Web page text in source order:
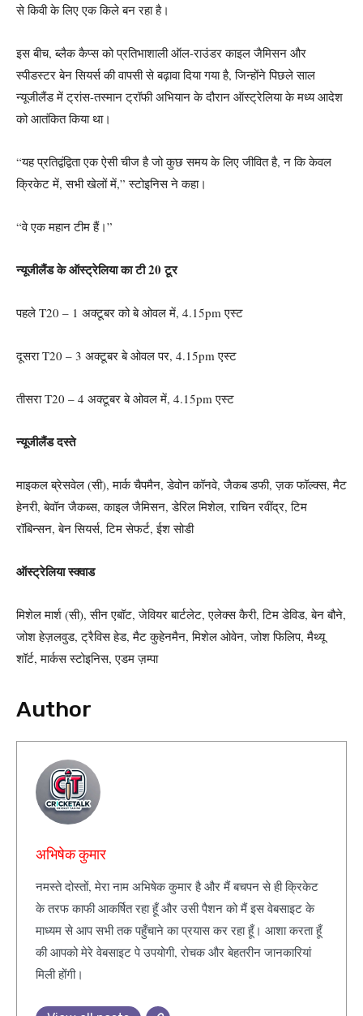
से किवी के लिए एक किले बन रहा है।
इस बीच, ब्लैक कैप्स को प्रतिभाशाली ऑल-राउंडर काइल जैमिसन और
स्पीडस्टर बेन सियर्स की वापसी से बढ़ावा दिया गया है, जिन्होंने पिछले साल
न्यूजीलैंड में ट्रांस-तस्मान ट्रॉफी अभियान के दौरान ऑस्ट्रेलिया के मध्य आदेश
को आतंकित किया था।
“यह प्रतिद्वंद्विता एक ऐसी चीज है जो कुछ समय के लिए जीवित है, न कि केवल
क्रिकेट में, सभी खेलों में,” स्टोइनिस ने कहा।
“वे एक महान टीम हैं।”
न्यूजीलैंड के ऑस्ट्रेलिया का टी 20 टूर
पहले T20 – 1 अक्टूबर को बे ओवल में, 4.15pm एस्ट
दूसरा T20 – 3 अक्टूबर बे ओवल पर, 4.15pm एस्ट
तीसरा T20 – 4 अक्टूबर बे ओवल में, 4.15pm एस्ट
न्यूजीलैंड दस्ते
माइकल ब्रेसवेल (सी), मार्क चैपमैन, डेवोन कॉनवे, जैकब डफी, ज़क फॉल्क्स, मैट
हेनरी, बेवॉन जैकब्स, काइल जैमिसन, डेरिल मिशेल, राचिन रवींद्र, टिम
रॉबिन्सन, बेन सियर्स, टिम सेफर्ट, ईश सोडी
ऑस्ट्रेलिया स्क्वाड
मिशेल मार्श (सी), सीन एबॉट, जेवियर बार्टलेट, एलेक्स कैरी, टिम डेविड, बेन बौने,
जोश हेज़लवुड, ट्रैविस हेड, मैट कुहेनमैन, मिशेल ओवेन, जोश फिलिप, मैथ्यू
शॉर्ट, मार्कस स्टोइनिस, एडम ज़म्पा
Author
अभिषेक कुमार
नमस्ते दोस्तों, मेरा नाम अभिषेक कुमार है और मैं बचपन से ही क्रिकेट
के तरफ काफी आकर्षित रहा हूँ और उसी पैशन को मैं इस वेबसाइट के
माध्यम से आप सभी तक पहुँचाने का प्रयास कर रहा हूँ। आशा करता हूँ
की आपको मेरे वेबसाइट पे उपयोगी, रोचक और बेहतरीन जानकारियां
मिली होंगी।